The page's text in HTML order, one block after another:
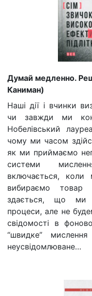
Думай медленно.
Каниман)
Наші дії і вчинки
чи завжди ми
Нобелівський
чому ми часом
як ми приймаємо
системи
включається,
вибираємо товар
здається, що ми
процеси, але не
свідомості в
“швидке”
неусвідомлюване…